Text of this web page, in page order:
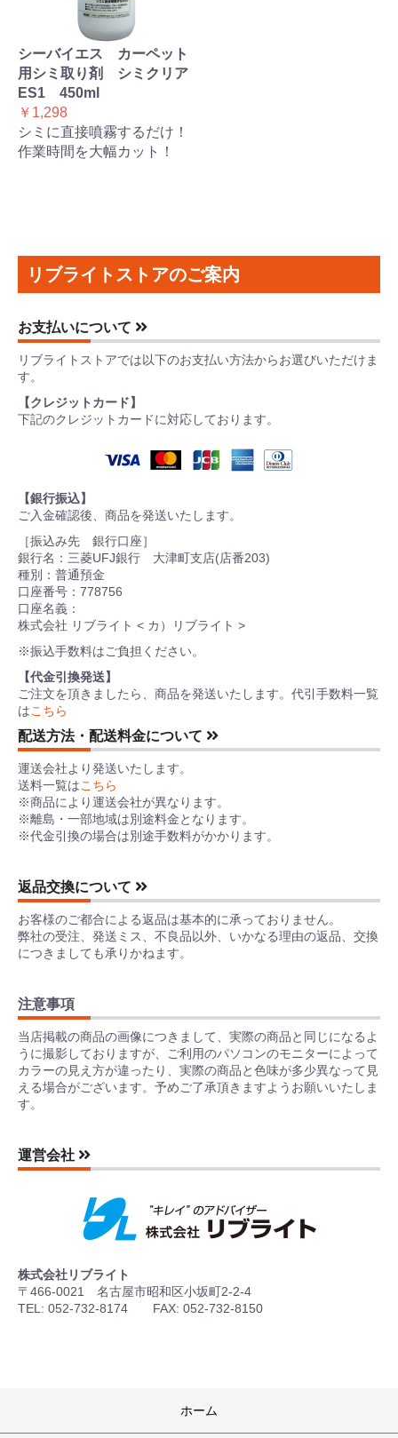
シーバイエス カーペット
用シミ取り剤 シミクリア
ES1 450ml
￥1,298
シミに直接噴霧するだけ！
作業時間を大幅カット！
リブライトストアのご案内
お支払いについて
リブライトストアでは以下のお支払い方法からお選びいただけま
す。
【クレジットカード】
下記のクレジットカードに対応しております。
【銀行振込】
ご入金確認後、商品を発送いたします。
［振込み先 銀行口座］
銀行名：三菱UFJ銀行 大津町支店(店番203)
種別：普通預金
口座番号：778756
口座名義：
株式会社 リブライト < カ）リブライト >
※振込手数料はご負担ください。
【代金引換発送】
ご注文を頂きましたら、商品を発送いたします。代引手数料一覧
はこちら
配送方法・配送料金について
運送会社より発送いたします。
送料一覧はこちら
※商品により運送会社が異なります。
※離島・一部地域は別途料金となります。
※代金引換の場合は別途手数料がかかります。
返品交換について
お客様のご都合による返品は基本的に承っておりません。
弊社の受注、発送ミス、不良品以外、いかなる理由の返品、交換
につきましても承りかねます。
注意事項
当店掲載の商品の画像につきまして、実際の商品と同じになるよ
うに撮影しておりますが、ご利用のパソコンのモニターによって
カラーの見え方が違ったり、実際の商品と色味が多少異なって見
える場合がございます。予めご了承頂きますようお願いいたしま
す。
運営会社
株式会社リブライト
〒466-0021 名古屋市昭和区小坂町2-2-4
TEL: 052-732-8174 FAX: 052-732-8150
ホーム